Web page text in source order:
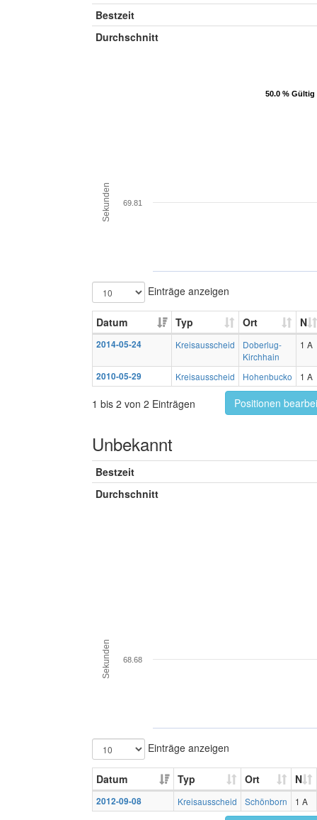
Bestzeit
Durchschnitt
50.0 % Gültig
50.0 % Gültig
Sekunden 69.81
Einträge anzeigen
Datum Typ Ort N
2014-05-24 Kreisausscheid
Doberlug-
Kirchhain
1 A
2010-05-29 Kreisausscheid Hohenbucko 1 A
1 bis 2 von 2 Einträgen Positionen
Unbekannt
Bestzeit
Durchschnitt
Sekunden 68.68
Einträge anzeigen
Datum Typ Ort N
2012-09-08 Kreisausscheid Schönborn 1 A